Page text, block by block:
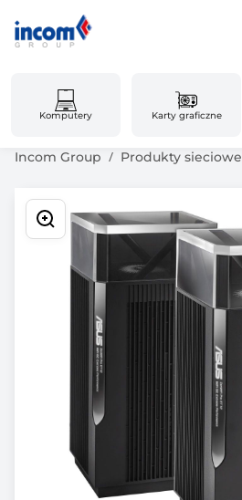
Komputery Karty graficzne
Incom Group Produkty sieciowe